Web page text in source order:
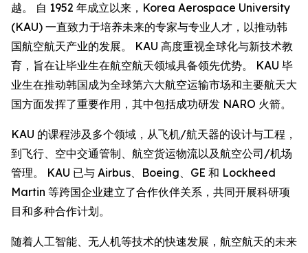
越。 自 1952 年成立以来，Korea Aerospace University
(KAU) 一直致力于培养未来的专家与专业人才，以推动韩
国航空航天产业的发展。 KAU 高度重视全球化与新技术教
育，旨在让毕业生在航空航天领域具备领先优势。 KAU 毕
业生在推动韩国成为全球第六大航空运输市场和主要航天大
国方面发挥了重要作用，其中包括成功研发 NARO 火箭。
KAU 的课程涉及多个领域，从飞机/航天器的设计与工程，
到飞行、空中交通管制、航空货运物流以及航空公司/机场
管理。 KAU 已与 Airbus、Boeing、GE 和 Lockheed
Martin 等跨国企业建立了合作伙伴关系，共同开展科研项
目和多种合作计划。
随着人工智能、无人机等技术的快速发展，航空航天的未来